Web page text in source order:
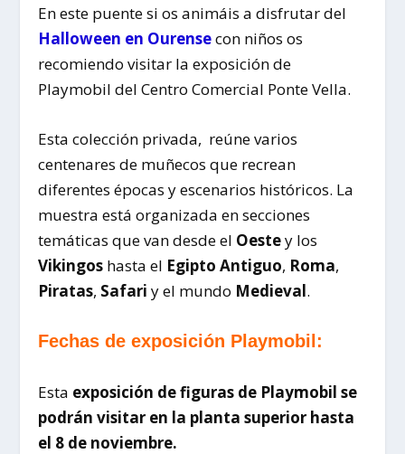
En este puente si os animáis a disfrutar del
Halloween en Ourensecon niños os
recomiendo visitar la exposición de
Playmobil del Centro Comercial Ponte Vella.
Esta colección privada, reúne varios
centenares de muñecos que recrean
diferentes épocas y escenarios históricos. La
muestra está organizada en secciones
temáticas que van desde el Oestey los
Vikingos hasta el Egipto Antiguo, Roma,
Piratas, Safari y el mundo Medieval.
Fechas de exposición Playmobil:
Esta exposición de figuras de Playmobil se
podrán visitar en la planta superior hasta
el 8 de noviembre.